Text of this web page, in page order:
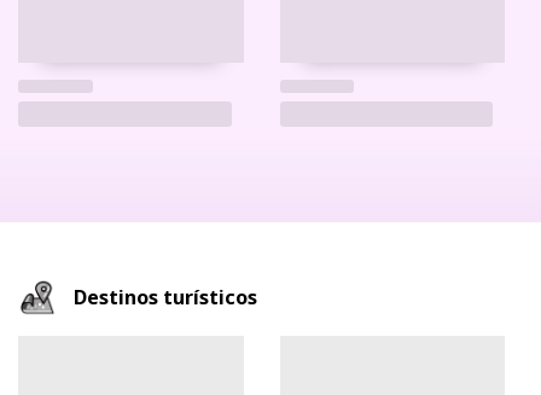
Destinos turísticos